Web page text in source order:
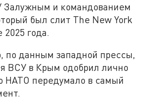
Залужным и командованием
был слит The New York
года.
по данным западной прессы,
ВСУ в Крым одобрил лично
НАТО передумало в самый